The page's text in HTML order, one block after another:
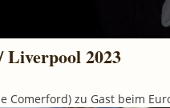
Liverpool 2023
Comerford) zu Gast beim